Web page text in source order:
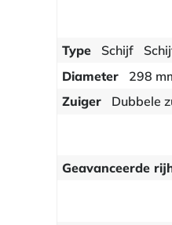
Type
Schijf
Diameter
298
Zuiger
Dubbele
Geavanceerde